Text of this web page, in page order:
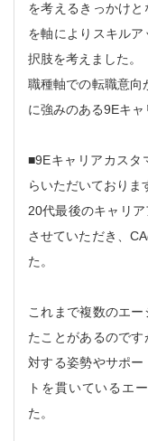
を考えるきっかけ
を軸によりスキル
択肢を考えました。
職種軸での転職意向
に強みのある9Eキャ
■9Eキャリアカスタ
らいただいておりま
20代最後のキャリ
させていただき、
た。
これまで複数のエ
たことがあるので
対する姿勢やサポ
トを貫いているエ
た。